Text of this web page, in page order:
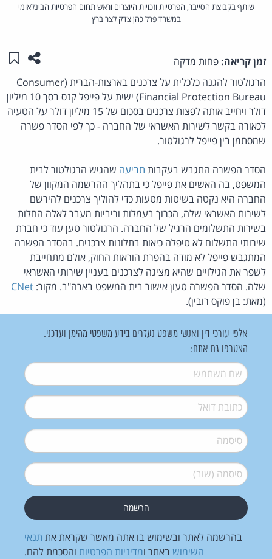
שותף בקבוצת הסייבר, הפרטיות וזכויות היוצרים וראש תחום הפרטיות הבינלאומי
במשרד פרל כהן צדק לצר ברץ
זמן קריאה: פחות מדקה שתפו
הרגולטור להגנה כלכלית על צרכנים בארצות-הברית (Consumer
Financial Protection Bureau) ישית על פייפל קנס בסך 10 מיליון
דולר ויחייב אותה לפצות צרכנים בסכום של 15 מיליון דולר על הטעיה
לכאורה בקשר לשירות האשראי של החברה - כך לפי הסדר פשרה
שמסתמן בין פייפל לרגולטור.
הסדר הפשרה התגבש בעקבות תביעה שהגיש הרגולטור לבית
המשפט, בה האשים את פייפל כי בתהליך ההרשמה המקוון של
החברה היא נקטה בשיטות מטעות כדי להוליך צרכנים להירשם
לשירות האשראי שלה, הכרוך בעמלות וריביות מעבר לאלה החלות
בשירות התשלומים הרגיל של החברה. הרגולטור טען עוד כי חברת
שירותי התשלום לא טיפלה כיאות בתלונות צרכנים. בהסדר הפשרה
המתגבש פייפל לא מודה בהפרת הוראות החוק, אולם מתחייבת
לשפר את הגילויים שהיא מציגה לצרכנים בעניין שירותי האשראי
שלה. הסדר הפשרה טעון אישור בית המשפט בארה"ב. מקור: CNet
(מאת: בן פוקס רובין).
אלפי עורכי דין ואנשי משפט נעזרים בידע משפטי מהימן ועדכני.
הצטרפו גם אתם:
שם משתמש*
דואל*
סיסמה*
סיסמה (שוב)*
בהרשמה לאתר ובשימוש בו אתה מאשר שקראת את תנאי
השימוש באתר ומדיניות הפרטיות והסכמת להם.